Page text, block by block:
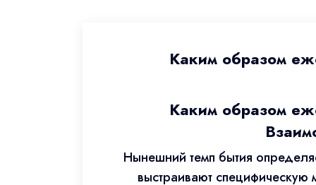
Каким образом
Каким образом
Нынешний темп бытия
выстраивают специфическую